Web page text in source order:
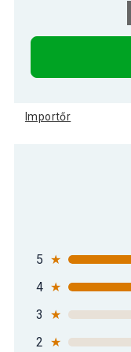
Importőr
5 ★
4 ★
3
★
2 ★